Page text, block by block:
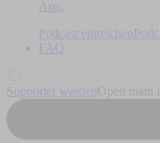
App.
Podcast einreichen
FAQ
Supporter werden Open main